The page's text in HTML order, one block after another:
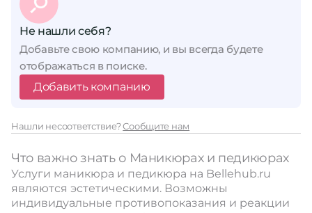
Не нашли себя?
Добавьте свою компанию, и вы всегда будете
отображаться в поиске.
Добавить компанию
Нашли несоответствие?Сообщите нам
Что важно знать о Маникюрах и педикюрах
Услуги маникюра и педикюра на Bellehub.ru
являются эстетическими. Возможны
индивидуальные противопоказания и реакции